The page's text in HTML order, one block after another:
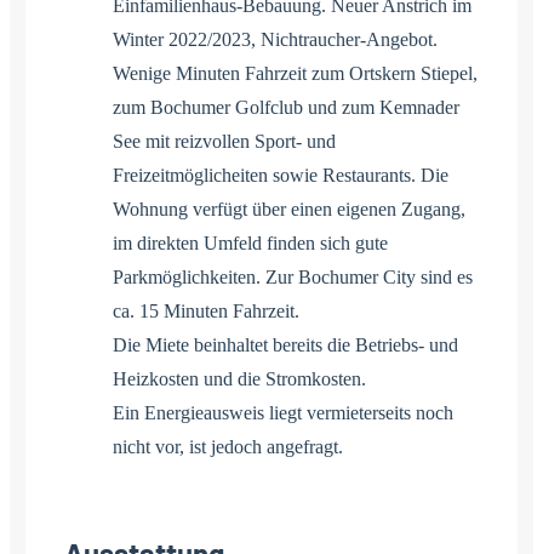
Einfamilienhaus-Bebauung. Neuer Anstrich im
Winter 2022/2023, Nichtraucher-Angebot.
Wenige Minuten Fahrzeit zum Ortskern Stiepel,
zum Bochumer Golfclub und zum Kemnader
See mit reizvollen Sport- und
Freizeitmöglicheiten sowie Restaurants. Die
Wohnung verfügt über einen eigenen Zugang,
im direkten Umfeld finden sich gute
Parkmöglichkeiten. Zur Bochumer City sind es
ca. 15 Minuten Fahrzeit.
Die Miete beinhaltet bereits die Betriebs- und
Heizkosten und die Stromkosten.
Ein Energieausweis liegt vermieterseits noch
nicht vor, ist jedoch angefragt.